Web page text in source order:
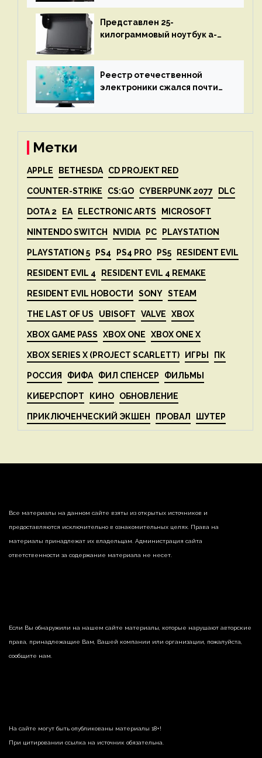
представят 18 апреля
Представлен 25-
килограммовый ноутбук a-
до 3 Тбайт DDR5 и шесть
дисплеев
Реестр отечественной
электроники сжался почти
Метки
APPLE BETHESDA CD PROJEKT RED
COUNTER-STRIKE CS:GO CYBERPUNK 2077 DLC
DOTA 2 EA ELECTRONIC ARTS MICROSOFT
NINTENDO SWITCH NVIDIA PC PLAYSTATION
PLAYSTATION 5 PS4 PS4 PRO PS5 RESIDENT EVIL
RESIDENT EVIL 4 RESIDENT EVIL 4 REMAKE
RESIDENT EVIL НОВОСТИ SONY STEAM
THE LAST OF US UBISOFT VALVE XBOX
XBOX GAME PASS XBOX ONE XBOX ONE X
XBOX SERIES X (PROJECT SCARLETT) ИГРЫ ПК
РОССИЯ ФИФА ФИЛ СПЕНСЕР ФИЛЬМЫ
КИБЕРСПОРТ КИНО ОБНОВЛЕНИЕ
ПРИКЛЮЧЕНЧЕСКИЙ ЭКШЕН ПРОВАЛ ШУТЕР
Все материалы на данном сайте взяты из открытых источников и
предоставляются исключительно в ознакомительных целях. Права на
материалы принадлежат их владельцам. Администрация сайта
ответственности за содержание материала не несет.
Если Вы обнаружили на нашем сайте материалы, которые нарушают авторские
права, принадлежащие Вам, Вашей компании или организации, пожалуйста,
сообщите нам.
На сайте могут быть опубликованы материалы 18+!
При цитировании ссылка на источник обязательна.